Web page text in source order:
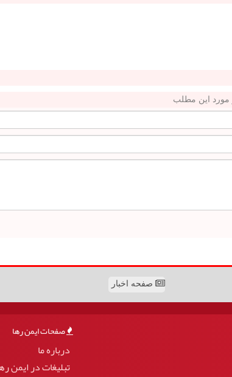
مورد این مطلب
صفحه اخبار
صفحات ایمن رها
درباره ما
تبلیغات در ایمن